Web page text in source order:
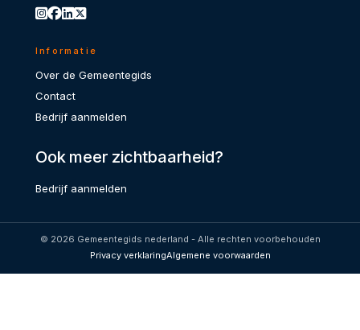
Informatie
Over de Gemeentegids
Contact
Bedrijf aanmelden
Ook meer zichtbaarheid?
Bedrijf aanmelden
© 2026 Gemeentegids nederland - Alle rechten voorbehouden
Privacy verklaringAlgemene voorwaarden